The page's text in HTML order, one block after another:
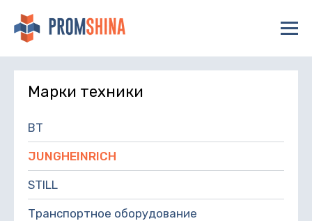
Марки техники
BT
JUNGHEINRICH
STILL
Транспортное оборудование